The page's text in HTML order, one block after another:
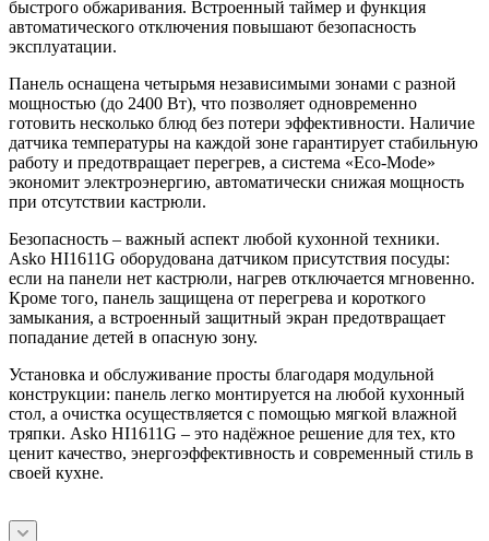
быстрого обжаривания. Встроенный таймер и функция
автоматического отключения повышают безопасность
эксплуатации.
Панель оснащена четырьмя независимыми зонами с разной
мощностью (до 2400 Вт), что позволяет одновременно
готовить несколько блюд без потери эффективности. Наличие
датчика температуры на каждой зоне гарантирует стабильную
работу и предотвращает перегрев, а система «Eco‑Mode»
экономит электроэнергию, автоматически снижая мощность
при отсутствии кастрюли.
Безопасность – важный аспект любой кухонной техники.
Asko HI1611G оборудована датчиком присутствия посуды:
если на панели нет кастрюли, нагрев отключается мгновенно.
Кроме того, панель защищена от перегрева и короткого
замыкания, а встроенный защитный экран предотвращает
попадание детей в опасную зону.
Установка и обслуживание просты благодаря модульной
конструкции: панель легко монтируется на любой кухонный
стол, а очистка осуществляется с помощью мягкой влажной
тряпки. Asko HI1611G – это надёжное решение для тех, кто
ценит качество, энергоэффективность и современный стиль в
своей кухне.